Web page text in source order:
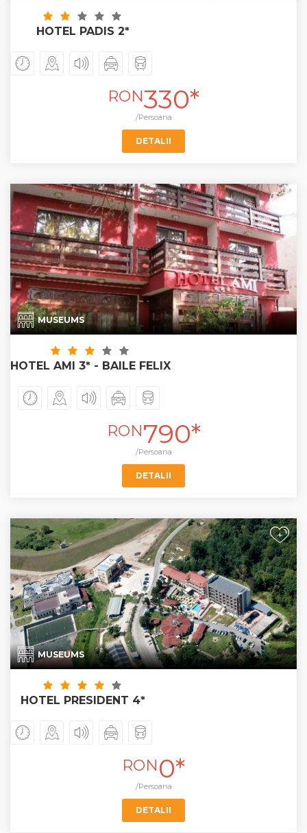
HOTEL PADIS 2*
RON330*
/Persoana
DETALII
+
MUSEUMS
HOTEL AMI 3* - BAILE FELIX
RON790*
/Persoana
DETALII
+
MUSEUMS
HOTEL PRESIDENT 4*
RON0*
/Persoana
DETALII